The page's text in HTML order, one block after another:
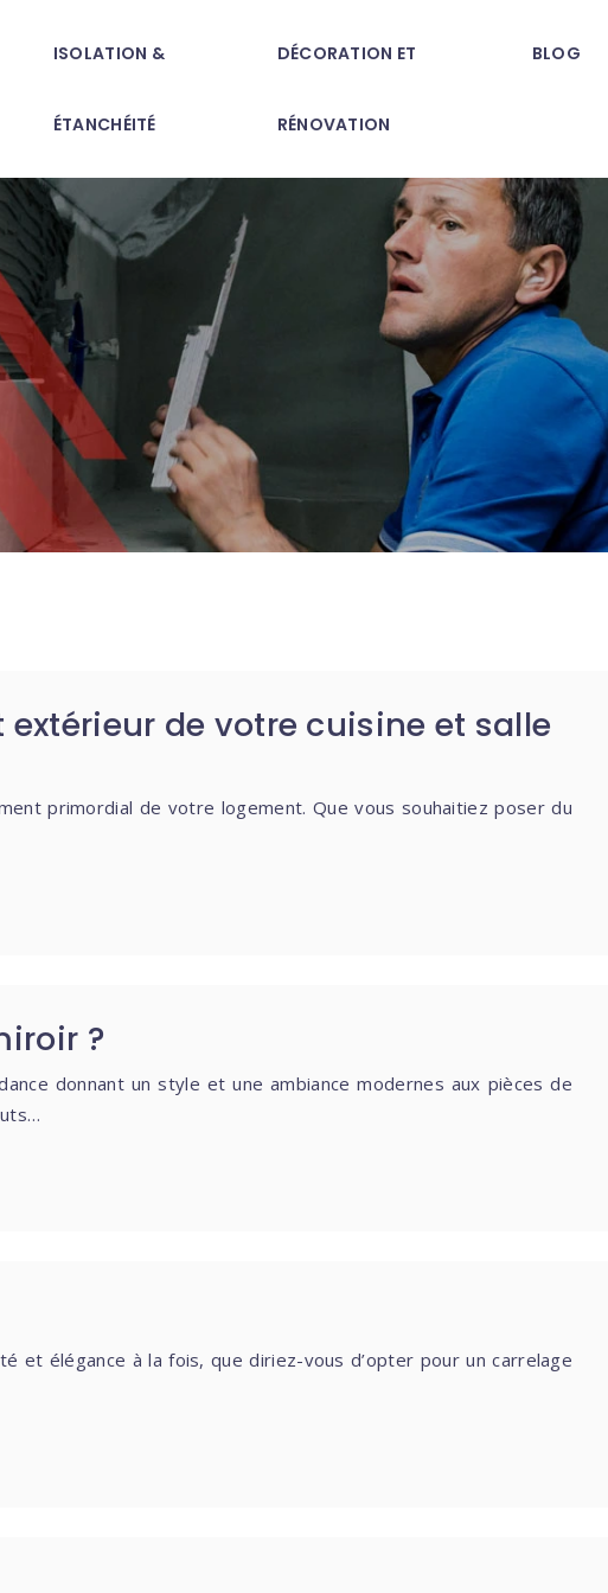
ISOLATION &
ÉTANCHÉITÉ
DÉCORATION ET
RÉNOVATION
BLOG
de votre cuisine et salle
primordial de votre logement. Que vous souhaitiez poser du
?
donnant un style et une ambiance modernes aux pièces de
et élégance à la fois, que diriez-vous d’opter pour un carrelage